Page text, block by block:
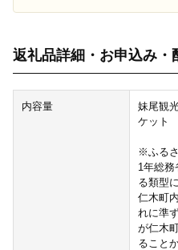
返礼品詳細・お申込み・
内容量
妹尾観
ケット
※ふる
1年総務
る類型
仁木町
れに準
が仁木
ること